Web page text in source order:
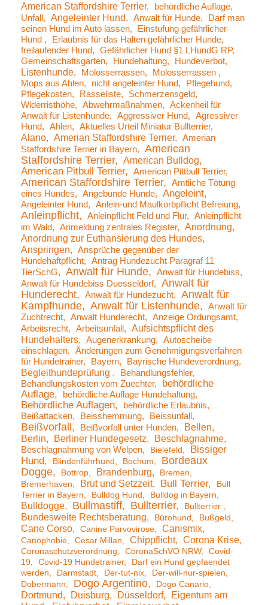
American Staffordshire Terrier
behördliche Auflage
Unfall
Angeleinter Hund Anwalt für Hunde
Darf man
seinen Hund im Auto lassen
Einstufung gefährlicher
Hund
Erlaubnis für das Halten gefährlicher Hunde
freilaufender Hund
Gefährlicher Hund §1 LHundG RP
Gemeinschaftsgarten
Hundehaltung Hundeverbot
Listenhunde Molosserrassen
Molosserrassen
Mops aus Ahlen
nicht angeleinter Hund
Pflegehund
Pflegekosten
Rasseliste
Schmerzensgeld
Widerristhöhe
Abwehrmaßnahmen
Ackenheil für
Anwalt für Listenhunde
Aggressiver Hund
Agressiver
Hund
Ahlen Aktuelles Urteil Miniatur Bullterrier
Alano Amerian Staffordshire Terrier
Amerian
Staffordshire Terrier in Bayern
American
Staffordshire Terrier
American Bulldog
American Pitbull Terrier American Pittbull Terrier
American Staffordshire Terrier
Amtliche Tötung
eines Hundes
Angebunde Hunde Angeleint
Angeleinter Hund Anlein-und Maulkorbpflicht Befreiung
Anleinpflicht Anleinpflicht Feld und Flur
Anleinpflicht
im Wald
Anmeldung zentrales Register
Anordnung
Anordnung zur Euthansierung des Hundes
Anspringen
Ansprüche gegenüber der
Hundehaftpflicht
Antrag Hundezucht Paragraf 11
TierSchG
Anwalt für Hunde
Anwalt für Hundebiss
Anwalt für Hundebiss Duesseldorf
Anwalt für
Hunderecht
Anwalt für Hundezucht
Anwalt für
Kampfhunde
Anwalt für Listenhunde
Anwalt für
Zuchtrecht
Anwalt Hunderecht
Anzeige Ordungsamt
Arbeitsrecht
Arbeitsunfall
Aufsichtspflicht des
Hundehalters
Augenerkrankung
Autoscheibe
einschlagen
Änderungen zum Genehmigungsverfahren
für Hundetrainer
Bayern Bayrische Hundeverordnung
Begleithundeprüfung
Behandlungsfehler
Behandlungskosten vom Zuechter
behördliche
Auflage
behördliche Auflage Hundehaltung
Behördliche Auflagen
behördliche Erlaubnis
Beißattacken
Beisshemmung Beissunfall
Beißvorfall Beißvorfall unter Hunden
Bellen
Berlin
Berliner Hundegesetz Beschlagnahme
Beschlagnahmung von Welpen Bielefeld
Bissiger
Hund
Blindenführhund Bochum
Bordeaux
Dogge
Bottrop Brandenburg
Bremen
Bremerhaven
Brut und Setzzeit Bull Terrier
Bull
Terrier in Bayern
Bulldog Hund Bulldog in Bayern
Bulldogge Bullmastiff Bullterrier Bullterrier
Bundesweite Rechtsberatung Bürohund Bußgeld
Cane Corso Canine Parvovirose Canismix
Canophobie Cesar Millan Chippflicht Corona Krise
Coronaschutzverordnung CoronaSchVO NRW
Covid-
19
Covid-19 Hundetrainer
Darf ein Hund gepfaendet
werden
Darmstadt Der-tut-nix
Der-will-nur-spielen
Dobermann
Dogo Argentino Dogo Canario
Dortmund Duisburg Düsseldorf
Eigentum am